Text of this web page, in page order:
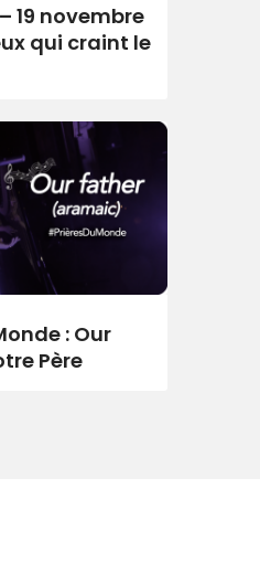
19 novembre
qui craint le
: Our
Père